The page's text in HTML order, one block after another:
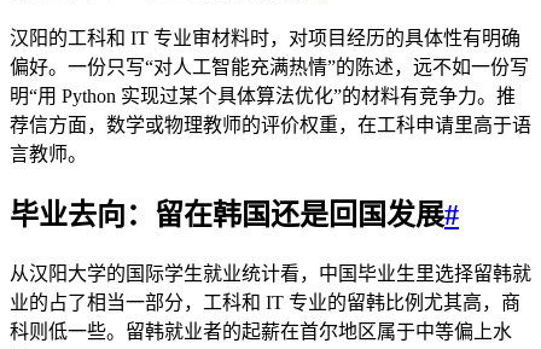
汉阳的工科和 IT 专业审材料时，对项目经历的具体性有明确
偏好。一份只写“对人工智能充满热情”的陈述，远不如一份写
明“用 Python 实现过某个具体算法优化”的材料有竞争力。推
荐信方面，数学或物理教师的评价权重，在工科申请里高于语
言教师。
毕业去向：留在韩国还是回国发展#
从汉阳大学的国际学生就业统计看，中国毕业生里选择留韩就
业的占了相当一部分，工科和 IT 专业的留韩比例尤其高，商
科则低一些。留韩就业者的起薪在首尔地区属于中等偏上水